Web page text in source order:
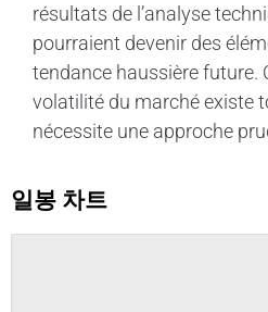
résultats de l’analyse
pourraient devenir des
tendance haussière future.
volatilité du marché existe
nécessite une approche
일봉 차트